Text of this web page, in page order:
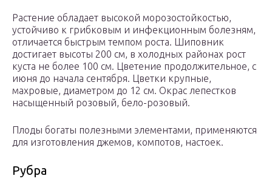
Растение обладает высокой морозостойкостью,
устойчиво к грибковым и инфекционным болезням,
отличается быстрым темпом роста. Шиповник
достигает высоты 200 см, в холодных районах рост
куста не более 100 см. Цветение продолжительное, с
июня до начала сентября. Цветки крупные,
махровые, диаметром до 12 см. Окрас лепестков
насыщенный розовый, бело-розовый.
Плоды богаты полезными элементами, применяются
для изготовления джемов, компотов, настоек.
Рубра